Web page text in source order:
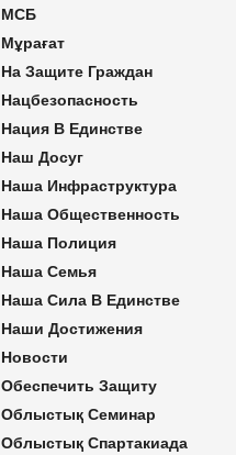
МСБ
Мұрағат
На Защите Граждан
Нацбезопасность
Нация В Единстве
Наш Досуг
Наша Инфраструктура
Наша Общественность
Наша Полиция
Наша Семья
Наша Сила В Единстве
Наши Достижения
Новости
Обеспечить Защиту
Облыстық Семинар
Облыстық Спартакиада